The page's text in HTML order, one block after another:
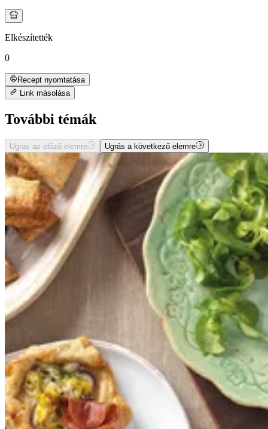
Elkészítették
0
Recept nyomtatása
Link másolása
További témák
Ugrás az előző elemre Ugrás a következő elemre